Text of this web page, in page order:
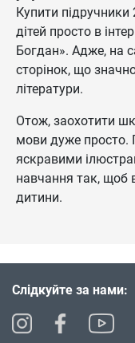
Купити
дітей просто в
Богдан». Адже, на
сторінок, що
літератури.
Отож, заохотити
мови дуже просто.
яскравими
навчання так, щоб
дитини.
Слідкуйте за нами: